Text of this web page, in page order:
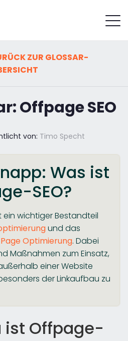
ZUR GLOSSAR-
Offpage SEO
von: Timo Specht
Was ist
SEO?
ein wichtiger Bestandteil
und das
Optimierung. Dabei
Maßnahmen zum Einsatz,
einer Website
der Linkaufbau zu
ist Offpage-